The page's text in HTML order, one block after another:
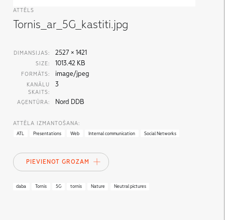
ATTĒLS
Tornis_ar_5G_kastiti.jpg
DIMANSIJAS: 2527 × 1421
SIZE: 1013.42 KB
FORMĀTS: image/jpeg
KANĀLU
SKAITS:
3
AĢENTŪRA: Nord DDB
ATTĒLA IZMANTOŠANA:
ATL Presentations Web Internal communication Social Networks
PIEVIENOT GROZAM
daba Tornis 5G tornis Nature Neutral pictures